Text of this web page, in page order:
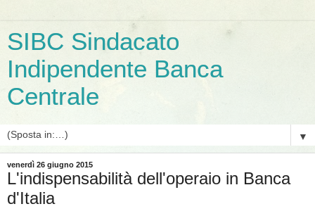
SIBC Sindacato
Indipendente Banca
Centrale
▼
venerdì 26 giugno 2015
L'indispensabilità dell'operaio in Banca
d'Italia